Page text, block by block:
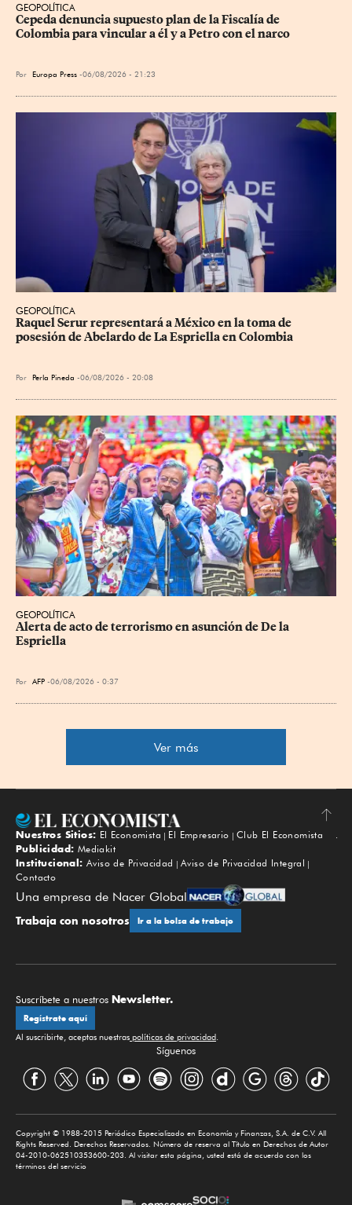
GEOPOLÍTICA
Cepeda denuncia supuesto plan de la Fiscalía de
Colombia para vincular a él y a Petro con el narco
Por Europa Press 06/08/2026 - 21:23
GEOPOLÍTICA
Raquel Serur representará a México en la toma de
posesión de Abelardo de La Espriella en Colombia
Por Perla Pineda 06/08/2026 - 20:08
GEOPOLÍTICA
Alerta de acto de terrorismo en asunción de De la
Espriella
Por AFP 06/08/2026 - 0:37
Ver más
Subir
Nuestros Sitios: El Economista El Empresario
Club El Economista
Publicidad: Mediakit
Institucional: Aviso de Privacidad
Aviso de Privacidad Integral
Contacto
Una empresa de Nacer Global
Trabaja con nosotros Ir a la bolsa de trabajo
Suscríbete a nuestros Newsletter.
Regístrate aquí
Al suscribirte, aceptas nuestras políticas de privacidad.
Síguenos
Copyright © 1988-2015 Periódico Especializado en Economía y Finanzas, S.A. de C.V. All
Rights Reserved. Derechos Reservados. Número de reserva al Título en Derechos de Autor
04-2010-062510353600-203. Al visitar esta página, usted está de acuerdo con los
términos del servicio